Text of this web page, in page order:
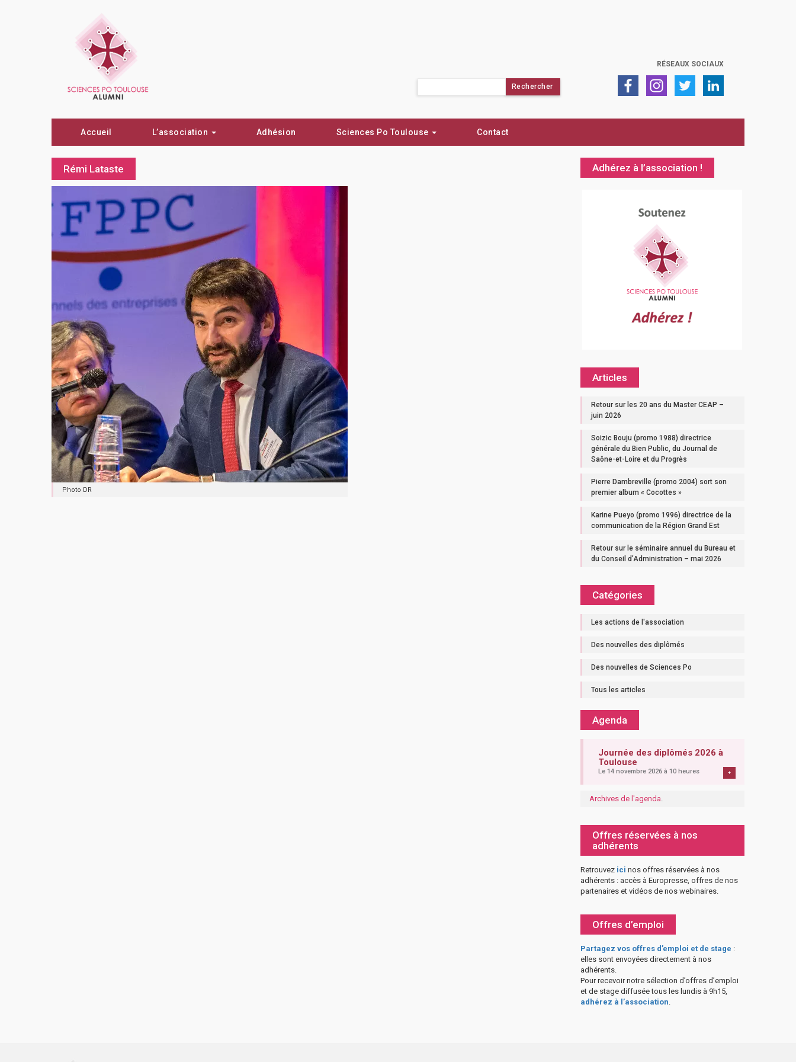
RÉSEAUX SOCIAUX
Accueil L’association Adhésion Sciences Po Toulouse Contact
Rémi Lataste
Photo DR
Adhérez à l’association !
Articles
Retour sur les 20 ans du Master CEAP –
juin 2026
Soizic Bouju (promo 1988) directrice
générale du Bien Public, du Journal de
Saône-et-Loire et du Progrès
Pierre Dambreville (promo 2004) sort son
premier album « Cocottes »
Karine Pueyo (promo 1996) directrice de la
communication de la Région Grand Est
Retour sur le séminaire annuel du Bureau et
du Conseil d’Administration – mai 2026
Catégories
Les actions de l'association
Des nouvelles des diplômés
Des nouvelles de Sciences Po
Tous les articles
Agenda
Journée des diplômés 2026 à
Toulouse
Le 14 novembre 2026 à 10 heures +
Archives de l'agenda.
Offres réservées à nos
adhérents
Retrouvez ici nos offres réservées à nos
adhérents : accès à Europresse, offres de nos
partenaires et vidéos de nos webinaires.
Offres d’emploi
Partagez vos offres d’emploi et de stage :
elles sont envoyées directement à nos
adhérents.
Pour recevoir notre sélection d’offres d’emploi
et de stage diffusée tous les lundis à 9h15,
adhérez à l’association.